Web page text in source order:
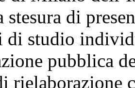
stesura di
di studio
pubblica
rielaborazione